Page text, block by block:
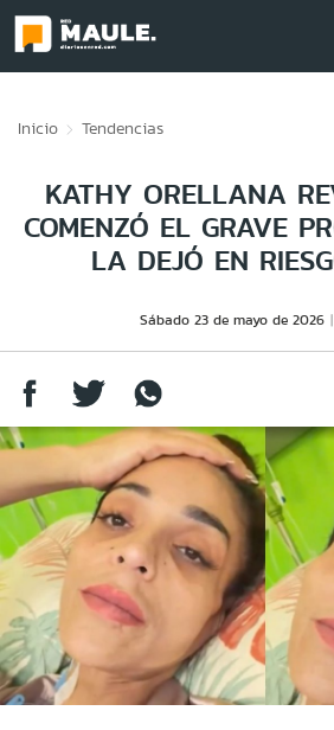
Inicio Tendencias
KATHY ORELLANA
COMENZÓ EL GRAVE
LA DEJÓ EN
Sábado 23 de mayo de 2026